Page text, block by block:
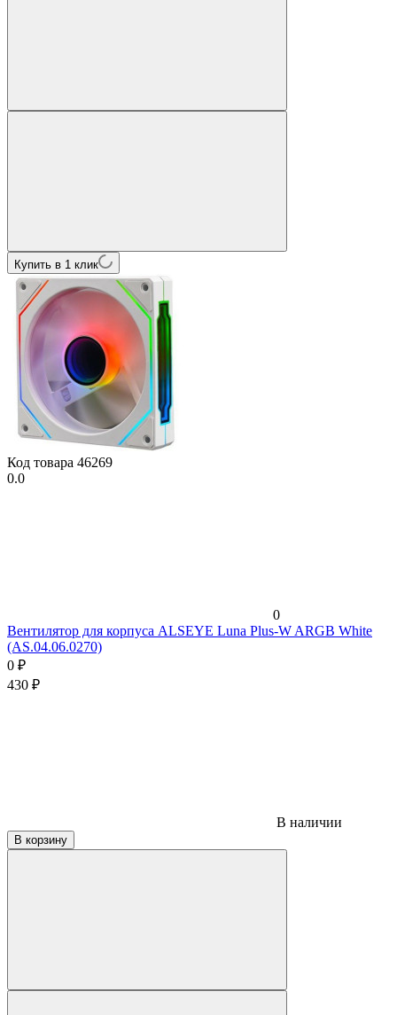
Купить в 1 клик
Код товара 46269
0.0
0
Вентилятор для корпуса ALSEYE Luna Plus-W ARGB White
(AS.04.06.0270)
0 ₽
430 ₽
В наличии
В корзину